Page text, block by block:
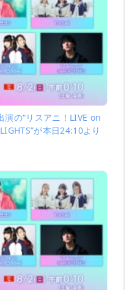
演の“リスアニ！LIVE on
が本日24:10より